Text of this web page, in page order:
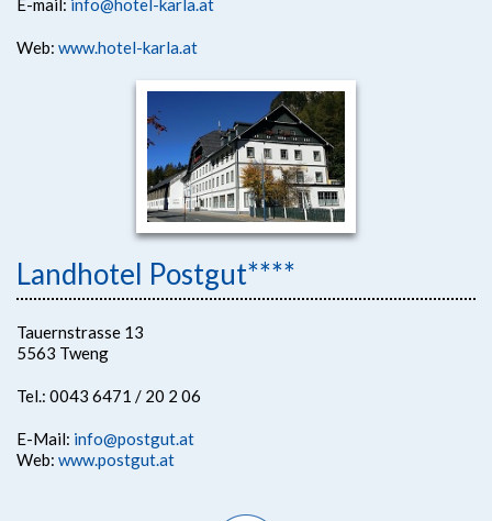
E-mail: info@hotel-karla.at
Web: www.hotel-karla.at
Landhotel Postgut****
Tauernstrasse 13
5563 Tweng
Tel.: 0043 6471 / 20 2 06
E-Mail: info@postgut.at
Web: www.postgut.at